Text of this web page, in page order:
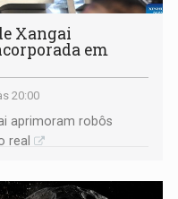
Xangai
em
20:00
aprimoram robôs
real